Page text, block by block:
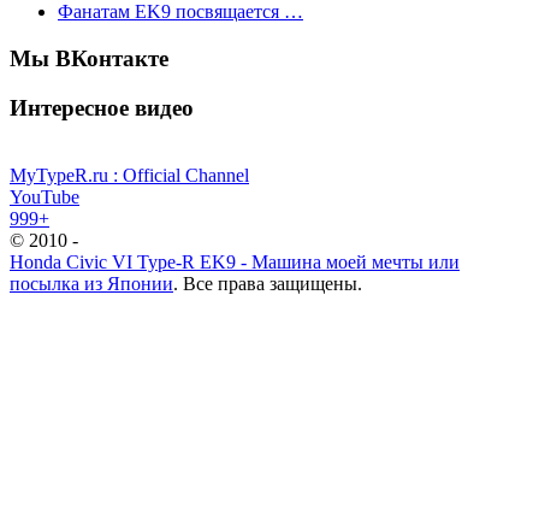
Фанатам EK9 посвящается …
Мы ВКонтакте
Интересное видео
MyTypeR.ru : Official Channel
YouTube
999+
© 2010 -
Honda Civic VI Type-R EK9 - Машина моей мечты или
посылка из Японии. Все права защищены.